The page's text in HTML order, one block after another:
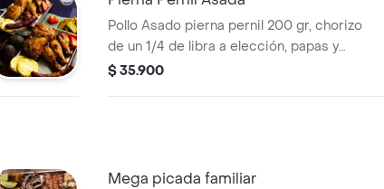
Pollo Asado pierna pernil 200 gr, chorizo
de un 1/4 de libra a elección, papas y
arepa con queso.
$ 35.900
Mega picada familiar